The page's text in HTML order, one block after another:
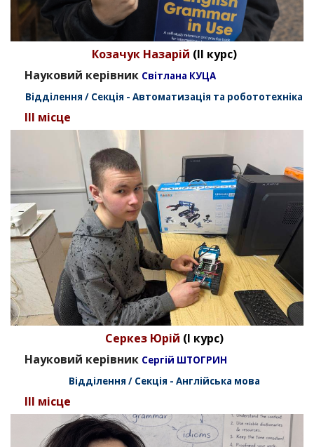
Козачук Назарій (II курс)
Науковий керівник Світлана КУЦА
Відділення / Секція - Автоматизація та робототехніка
III місце
Серкез Юрій (I курс)
Науковий керівник Сергій ШТОГРИН
Відділення / Секція - Англійська мова
III місце